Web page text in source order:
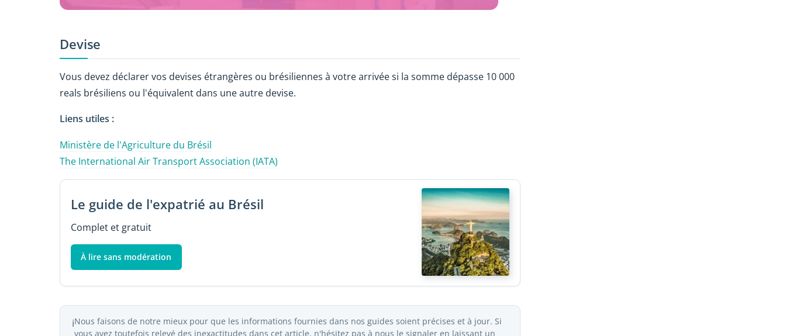
Devise
Vous devez déclarer vos devises étrangères ou brésiliennes à votre arrivée si la somme dépasse 10 000
reals brésiliens ou l'équivalent dans une autre devise.
Liens utiles :
Ministère de l'Agriculture du Brésil
The International Air Transport Association (IATA)
Le guide de l'expatrié au Brésil
Complet et gratuit
À lire sans modération
ℹ️Nous faisons de notre mieux pour que les informations fournies dans nos guides soient précises et à jour. Si
vous avez toutefois relevé des inexactitudes dans cet article, n'hésitez pas à nous le signaler en laissant un